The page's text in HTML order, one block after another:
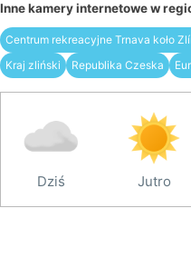
Inne kamery internetowe w
Centrum rekreacyjne Trnava koło
Kraj zliński
Republika Czeska
Dziś Jutro